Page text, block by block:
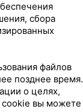
сбора
файлов
позднее время.
о целях,
cookie вы можете